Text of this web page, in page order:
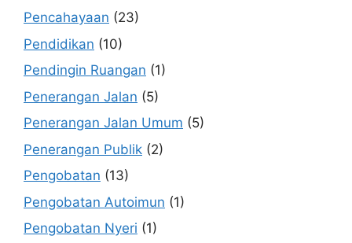
Pencahayaan (23)
Pendidikan (10)
Pendingin Ruangan (1)
Penerangan Jalan (5)
Penerangan Jalan Umum (5)
Penerangan Publik (2)
Pengobatan (13)
Pengobatan Autoimun (1)
Pengobatan Nyeri (1)